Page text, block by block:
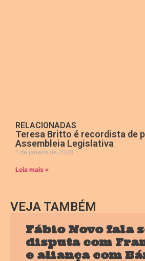
RELACIONADAS
Teresa Britto é recordista de
Assembleia Legislativa
1 de janeiro de 2020
Leia mais »
VEJA TAMBÉM
Fábio Novo fala
disputa com
e aliança com